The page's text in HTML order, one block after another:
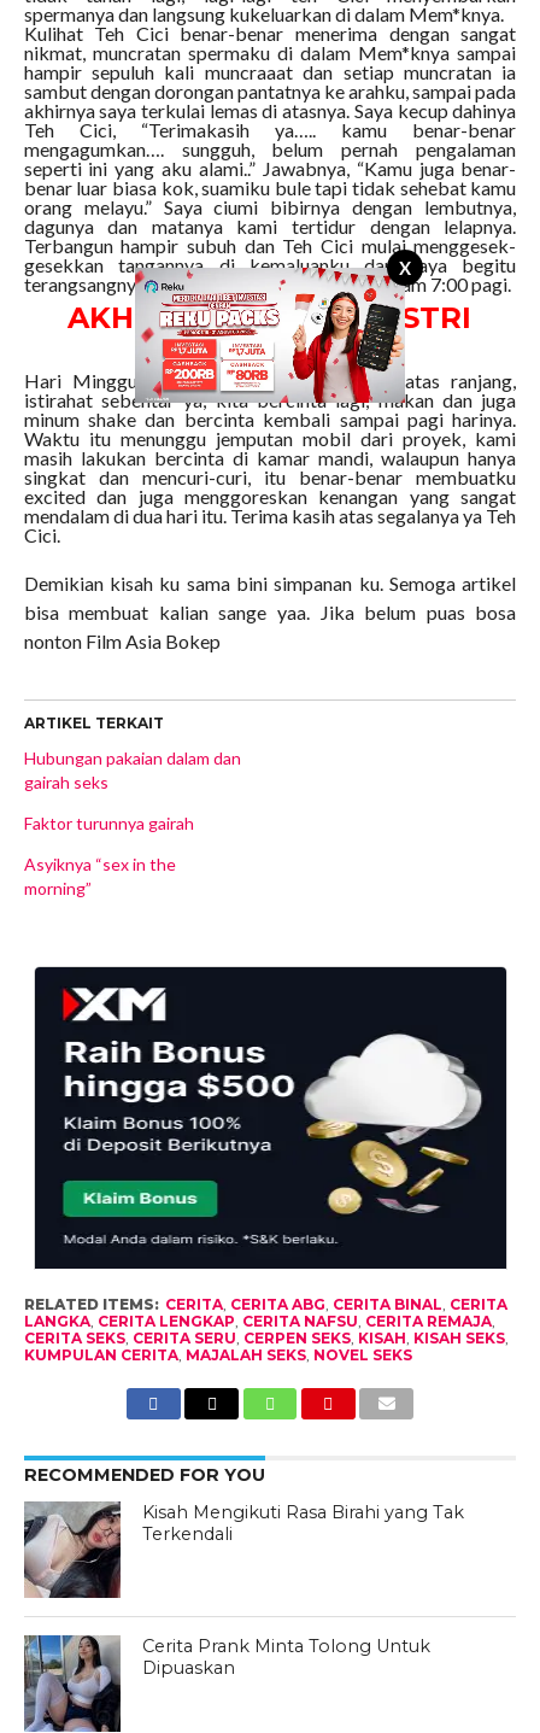
X
spermanya dan langsung kukeluarkan di dalam Mem*knya.
Kulihat Teh Cici benar-benar menerima dengan sangat
nikmat, muncratan spermaku di dalam Mem*knya sampai
hampir sepuluh kali muncraaat dan setiap muncratan ia
sambut dengan dorongan pantatnya ke arahku, sampai pada
akhirnya saya terkulai lemas di atasnya. Saya kecup dahinya
Teh Cici, “Terimakasih ya….. kamu benar-benar
mengagumkan…. sungguh, belum pernah pengalaman
seperti ini yang aku alami..” Jawabnya, “Kamu juga benar-
benar luar biasa kok, suamiku bule tapi tidak sehebat kamu
orang melayu.” Saya ciumi bibirnya dengan lembutnya,
dagunya dan matanya kami tertidur dengan lelapnya.
Terbangun hampir subuh dan Teh Cici mulai menggesek-
gesekkan tangannya di kemaluanku dan saya begitu
terangsangnya lalu kami bercinta lagi sampai jam 7:00 pagi.
AKHIR KISAH BIRAHI ISTRI
SIMPANAN
Hari Minggu ini benar-benar kami isi di atas ranjang,
istirahat sebentar ya, kita bercinta lagi, makan dan juga
minum shake dan bercinta kembali sampai pagi harinya.
Waktu itu menunggu jemputan mobil dari proyek, kami
masih lakukan bercinta di kamar mandi, walaupun hanya
singkat dan mencuri-curi, itu benar-benar membuatku
excited dan juga menggoreskan kenangan yang sangat
mendalam di dua hari itu. Terima kasih atas segalanya ya Teh
Cici.
Demikian kisah ku sama bini simpanan ku. Semoga artikel
bisa membuat kalian sange yaa. Jika belum puas bosa
nonton Film Asia Bokep
ARTIKEL TERKAIT
Hubungan pakaian dalam dan
gairah seks
Faktor turunnya gairah
Asyiknya “sex in the
morning”
RELATED ITEMS: CERITA, CERITA ABG, CERITA BINAL, CERITA
LANGKA, CERITA LENGKAP, CERITA NAFSU, CERITA REMAJA,
CERITA SEKS, CERITA SERU, CERPEN SEKS, KISAH, KISAH SEKS,
KUMPULAN CERITA, MAJALAH SEKS, NOVEL SEKS
RECOMMENDED FOR YOU
Kisah Mengikuti Rasa Birahi yang Tak
Terkendali
Cerita Prank Minta Tolong Untuk
Dipuaskan